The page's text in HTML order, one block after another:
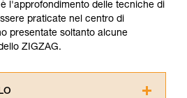
l'approfondimento delle tecniche di
praticate nel centro di
presentate soltanto alcune
ZIGZAG.